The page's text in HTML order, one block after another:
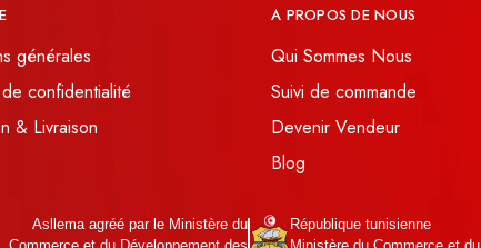
générales
confidentialité
& Livraison
A PROPOS DE NOUS
Qui Sommes Nous
Suivi de commande
Devenir Vendeur
Blog
Asllema agréé par le Ministère du
République tunisienne